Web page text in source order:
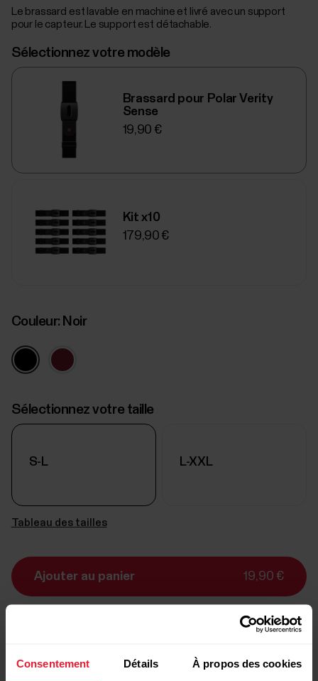
Consentement Détails À propos des cookies
Le brassard est lavable en machine et livré avec un support
pour le capteur. Le support est détachable.
Sélectionnez votre modèle
Brassard pour Polar Verity
Sense
19,90 €
Kit x10
179,90 €
Couleur: Noir
Sélectionnez votre taille
S-L L-XXL
Tableau des tailles
Ajouter au panier 19,90 €